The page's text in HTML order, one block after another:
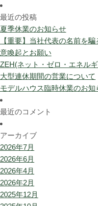
索:
最近の投稿
夏季休業のお知らせ
【重要】当社代表の名前を
意喚起とお願い
ZEH(ネット・ゼロ・エネル
大型連休期間の営業について
モデルハウス臨時休業のお知
最近のコメント
アーカイブ
2026年7月
2026年6月
2026年4月
2026年2月
2025年12月